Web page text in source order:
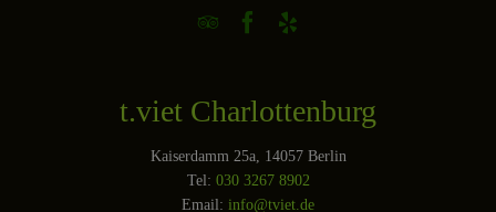
  
t.viet Charlottenburg
Kaiserdamm 25a, 14057 Berlin
Tel: 030 3267 8902
Email: info@tviet.de